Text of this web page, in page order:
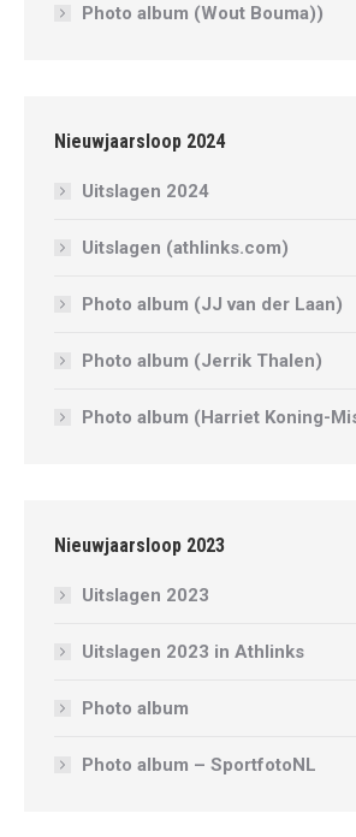
Photo album (Wout Bouma))
Nieuwjaarsloop 2024
Uitslagen 2024
Uitslagen (athlinks.com)
Photo album (JJ van der Laan)
Photo album (Jerrik Thalen)
Photo album (Harriet Koning-
Nieuwjaarsloop 2023
Uitslagen 2023
Uitslagen 2023 in Athlinks
Photo album
Photo album – SportfotoNL